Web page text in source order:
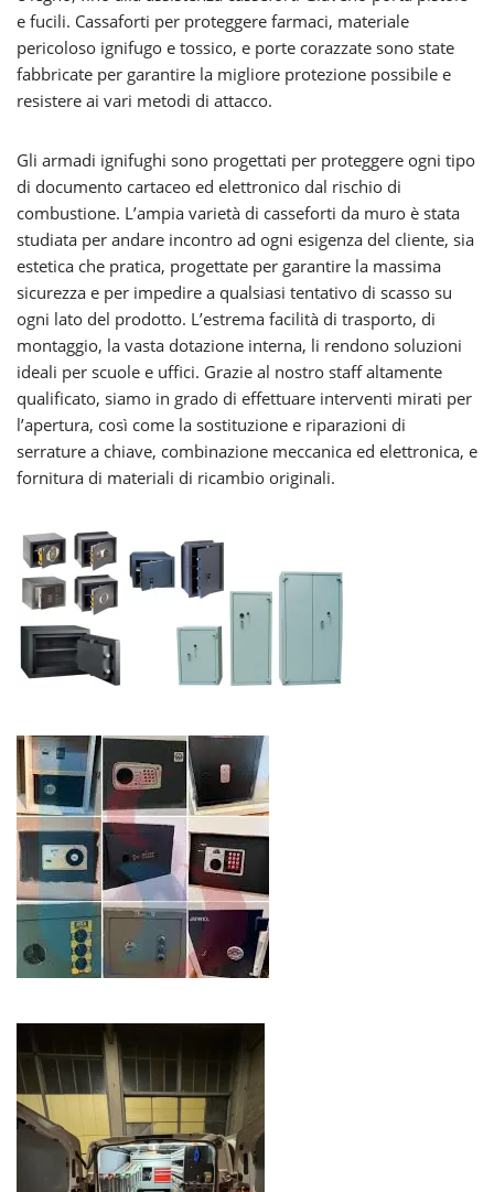
e fucili. Cassaforti per proteggere farmaci, materiale
pericoloso ignifugo e tossico, e porte corazzate sono state
fabbricate per garantire la migliore protezione possibile e
resistere ai vari metodi di attacco.
Gli armadi ignifughi sono progettati per proteggere ogni tipo
di documento cartaceo ed elettronico dal rischio di
combustione. L’ampia varietà di casseforti da muro è stata
studiata per andare incontro ad ogni esigenza del cliente, sia
estetica che pratica, progettate per garantire la massima
sicurezza e per impedire a qualsiasi tentativo di scasso su
ogni lato del prodotto. L’estrema facilità di trasporto, di
montaggio, la vasta dotazione interna, li rendono soluzioni
ideali per scuole e uffici. Grazie al nostro staff altamente
qualificato, siamo in grado di effettuare interventi mirati per
l’apertura, così come la sostituzione e riparazioni di
serrature a chiave, combinazione meccanica ed elettronica, e
fornitura di materiali di ricambio originali.